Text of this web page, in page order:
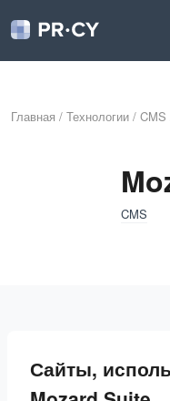
Главная / Технологии / CMS
CMS
Сайты,